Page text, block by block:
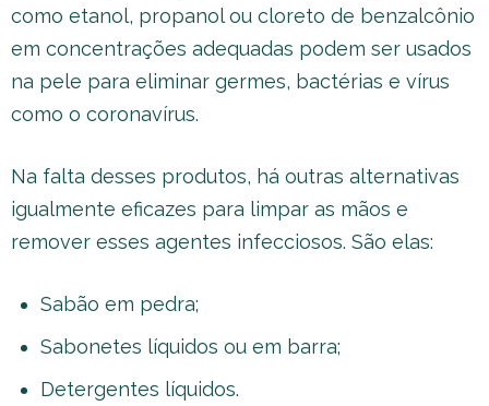
como etanol, propanol ou cloreto de benzalcônio
em concentrações adequadas podem ser usados
na pele para eliminar germes, bactérias e vírus
como o coronavírus.
Na falta desses produtos, há outras alternativas
igualmente eficazes para limpar as mãos e
remover esses agentes infecciosos. São elas:
Sabão em pedra;
Sabonetes líquidos ou em barra;
Detergentes líquidos.